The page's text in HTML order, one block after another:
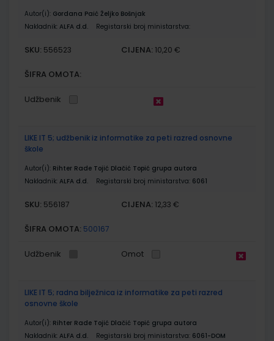
Autor(i): Gordana Paić Željko Bošnjak
Nakladnik: ALFA d.d. Registarski broj ministarstva:
SKU: 556523 CIJENA: 10,20 €
ŠIFRA OMOTA:
Udžbenik
LIKE IT 5; udžbenik iz informatike za peti razred osnovne
škole
Autor(i): Rihter Rade Tojić Dlačić Topić grupa autora
Nakladnik: ALFA d.d. Registarski broj ministarstva: 6061
SKU: 556187 CIJENA: 12,33 €
ŠIFRA OMOTA: 500167
Udžbenik Omot
LIKE IT 5; radna bilježnica iz informatike za peti razred
osnovne škole
Autor(i): Rihter Rade Tojić Dlačić Topić grupa autora
Nakladnik: ALFA d.d. Registarski broj ministarstva: 6061-DOM